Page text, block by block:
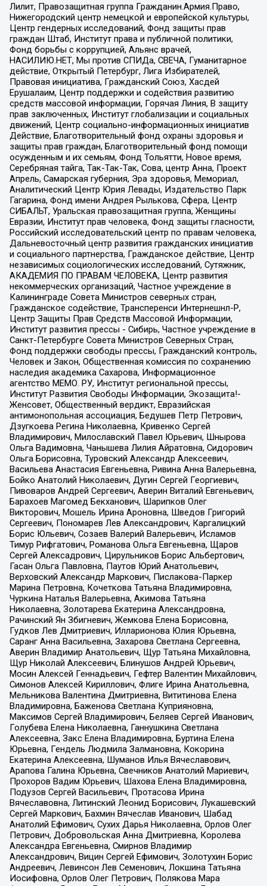
Лилит, Правозащитная группа Гражданин.Армия.Право,
Нижегородский центр немецкой и европейской культуры,
Центр гендерных исследований, Фонд защиты прав
граждан Штаб, Институт права и публичной политики,
Фонд борьбы с коррупцией, Альянс врачей,
НАСИЛИЮ.НЕТ, Мы против СПИДа, СВЕЧА, Гуманитарное
действие, Открытый Петербург, Лига Избирателей,
Правовая инициатива, Гражданский Союз, Хасдей
Ерушалаим, Центр поддержки и содействия развитию
средств массовой информации, Горячая Линия, В защиту
прав заключенных, Институт глобализации и социальных
движений, Центр социально-информационных инициатив
Действие, Благотворительный фонд охраны здоровья и
защиты прав граждан, Благотворительный фонд помощи
осужденным и их семьям, Фонд Тольятти, Новое время,
Серебряная тайга, Так-Так-Так, Сова, центр Анна, Проект
Апрель, Самарская губерния, Эра здоровья, Мемориал,
Аналитический Центр Юрия Левады, Издательство Парк
Гагарина, Фонд имени Андрея Рылькова, Сфера, Центр
СИБАЛЬТ, Уральская правозащитная группа, Женщины
Евразии, Институт прав человека, Фонд защиты гласности,
Российский исследовательский центр по правам человека,
Дальневосточный центр развития гражданских инициатив
и социального партнерства, Гражданское действие, Центр
независимых социологических исследований, Сутяжник,
АКАДЕМИЯ ПО ПРАВАМ ЧЕЛОВЕКА, Центр развития
некоммерческих организаций, Частное учреждение в
Калининграде Совета Министров северных стран,
Гражданское содействие, Трансперенси Интернешнл-Р,
Центр Защиты Прав Средств Массовой Информации,
Институт развития прессы - Сибирь, Частное учреждение в
Санкт-Петербурге Совета Министров Северных Стран,
Фонд поддержки свободы прессы, Гражданский контроль,
Человек и Закон, Общественная комиссия по сохранению
наследия академика Сахарова, Информационное
агентство МЕМО. РУ, Институт региональной прессы,
Институт Развития Свободы Информации, Экозащита!-
Женсовет, Общественный вердикт, Евразийская
антимонопольная ассоциация, Бедушев Петр Петрович,
Дзугкоева Регина Николаевна, Кривенко Сергей
Владимирович, Милославский Павел Юрьевич, Шнырова
Ольга Вадимовна, Чанышева Лилия Айратовна, Сидорович
Ольга Борисовна, Туровский Александр Алексеевич,
Васильева Анастасия Евгеньевна, Ривина Анна Валерьевна,
Бойко Анатолий Николаевич, Дугин Сергей Георгиевич,
Пивоваров Андрей Сергеевич, Аверин Виталий Евгеньевич,
Барахоев Магомед Бекханович, Шарипков Олег
Викторович, Мошель Ирина Ароновна, Шведов Григорий
Сергеевич, Пономарев Лев Александрович, Каргалицкий
Борис Юльевич, Созаев Валерий Валерьевич, Исламов
Тимур Рифгатович, Романова Ольга Евгеньевна, Щаров
Сергей Алексадрович, Цирульников Борис Альбертович,
Гасан Ольга Павловна, Паутов Юрий Анатольевич,
Верховский Александр Маркович, Пислакова-Паркер
Марина Петровна, Кочеткова Татьяна Владимировна,
Чуркина Наталья Валерьевна, Акимова Татьяна
Николаевна, Золотарева Екатерина Александровна,
Рачинский Ян Збигневич, Жемкова Елена Борисовна,
Гудков Лев Дмитриевич, Илларионова Юлия Юрьевна,
Саранг Анна Васильевна, Захарова Светлана Сергеевна,
Аверин Владимир Анатольевич, Щур Татьяна Михайловна,
Щур Николай Алексеевич, Блинушов Андрей Юрьевич,
Мосин Алексей Геннадьевич, Гефтер Валентин Михайлович,
Симонов Алексей Кириллович, Флиге Ирина Анатольевна,
Мельникова Валентина Дмитриевна, Вититинова Елена
Владимировна, Баженова Светлана Куприяновна,
Максимов Сергей Владимирович, Беляев Сергей Иванович,
Голубева Елена Николаевна, Ганнушкина Светлана
Алексеевна, Закс Елена Владимировна, Буртина Елена
Юрьевна, Гендель Людмила Залмановна, Кокорина
Екатерина Алексеевна, Шуманов Илья Вячеславович,
Арапова Галина Юрьевна, Свечников Анатолий Мариевич,
Прохоров Вадим Юрьевич, Шахова Елена Владимировна,
Подузов Сергей Васильевич, Протасова Ирина
Вячеславовна, Литинский Леонид Борисович, Лукашевский
Сергей Маркович, Бахмин Вячеслав Иванович, Шабад
Анатолий Ефимович, Сухих Дарья Николаевна, Орлов Олег
Петрович, Добровольская Анна Дмитриевна, Королева
Александра Евгеньевна, Смирнов Владимир
Александрович, Вицин Сергей Ефимович, Золотухин Борис
Андреевич, Левинсон Лев Семенович, Локшина Татьяна
Иосифовна, Орлов Олег Петрович, Полякова Мара